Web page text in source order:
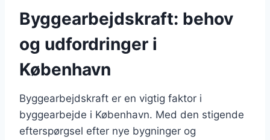
Byggearbejdskraft: behov
og udfordringer i
København
Byggearbejdskraft er en vigtig faktor i
byggearbejde i København. Med den stigende
efterspørgsel efter nye bygninger og